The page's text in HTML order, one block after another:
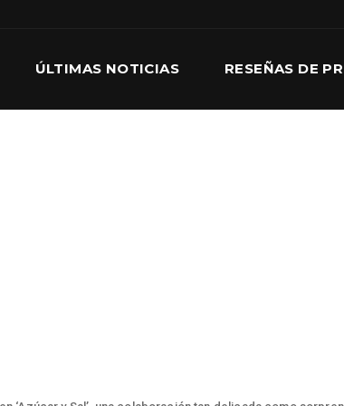
ÚLTIMAS NOTICIAS RESEÑAS DE